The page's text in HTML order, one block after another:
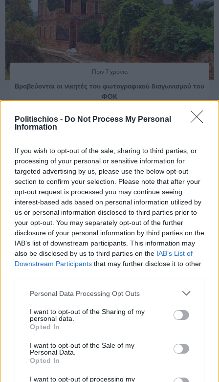
Politischios - Do Not Process My Personal
Information
If you wish to opt-out of the sale, sharing to third parties, or
processing of your personal or sensitive information for
targeted advertising by us, please use the below opt-out
section to confirm your selection. Please note that after your
opt-out request is processed you may continue seeing
interest-based ads based on personal information utilized by
us or personal information disclosed to third parties prior to
your opt-out. You may separately opt-out of the further
disclosure of your personal information by third parties on the
IAB’s list of downstream participants. This information may
also be disclosed by us to third parties on the IAB’s List of
Downstream Participants that may further disclose it to other
Personal Data Processing Opt Outs
I want to opt-out of the Sharing of my
personal data.
Opted In
I want to opt-out of the Sale of my
Personal Data.
Opted In
I want to opt-out of processing my
Πριν 7 χρόνια
Βραβεύονται οι νικητές του φωτογραφικού διαγωνισμού του
ΦΟΚ
Πριν 8 χρόνια
Έπαιξαν με τη ψυχή τους παρέα με την Ελληνική Εταιρεία